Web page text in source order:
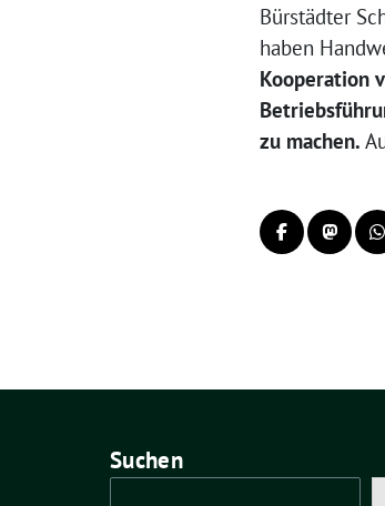
Bürstädter
haben
Kooperation
zu machen.
Suchen